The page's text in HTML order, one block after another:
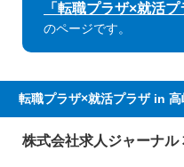
「転職プラザ×就活プ
のページです。
転職プラザ×就活プラザ in 高
株式会社求人ジャーナル